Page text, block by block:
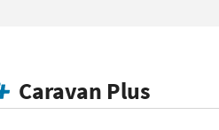
Caravan Plus